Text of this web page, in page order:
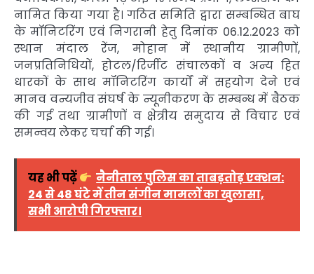
नामित किया गया है। गठित समिति द्वारा सम्बन्धित बाघ
के मॉनिटरिंग एवं निगरानी हेतु दिनांक 06.12.2023 को
स्थान मंदाल रेंज, मोहान में स्थानीय ग्रामीणों,
जनप्रतिनिधियों, होटल/रिर्जीट संचालकों व अन्य हित
धारकों के साथ मॉनिटरिंग कार्यों में सहयोग देने एवं
मानव वन्यजीव संघर्ष के न्यूनीकरण के सम्बन्ध में बैठक
की गई तथा ग्रामीणों व क्षेत्रीय समुदाय से विचार एवं
समन्वय लेकर चर्चा की गई।
यह भी पढ़ें
नैनीताल पुलिस का ताबड़तोड़ एक्शन:
24 से 48 घंटे में तीन संगीन मामलों का खुलासा,
सभी आरोपी गिरफ्तार।